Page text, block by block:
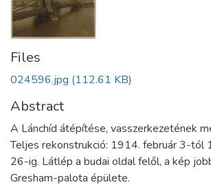
Files
024596.jpg (112.61 KB)
Abstract
A Lánchíd átépítése, vasszerkezetének
Teljes rekonstrukció: 1914. február 3-tól
26-ig. Látlép a budai oldal felől, a kép
Gresham-palota épülete.